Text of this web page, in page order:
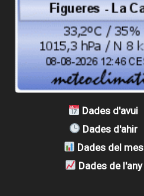
Dades d'avui
Dades d'ahir
Dades del mes
Dades de l'any